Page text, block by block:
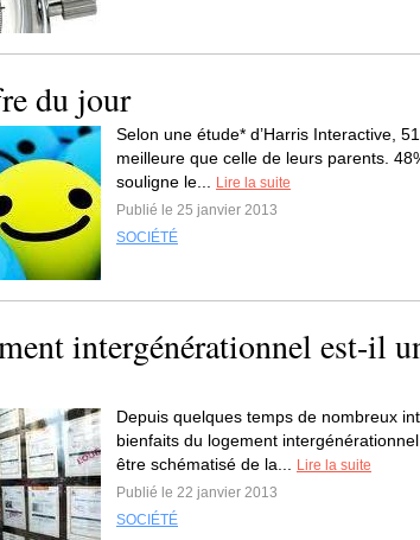
du jour
Selon une étude* d’Harris Interactive,
meilleure que celle de leurs parents.
souligne le...
Lire la suite
Publié le 25 janvier 2013
SOCIÉTÉ
intergénérationnel est-il
Depuis quelques temps de nombreux
bienfaits du logement
être schématisé de la...
Lire la suite
Publié le 22 janvier 2013
SOCIÉTÉ